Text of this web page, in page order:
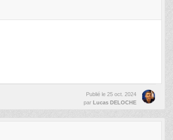
Publié le 25 oct. 2024
par
Lucas DELOCHE